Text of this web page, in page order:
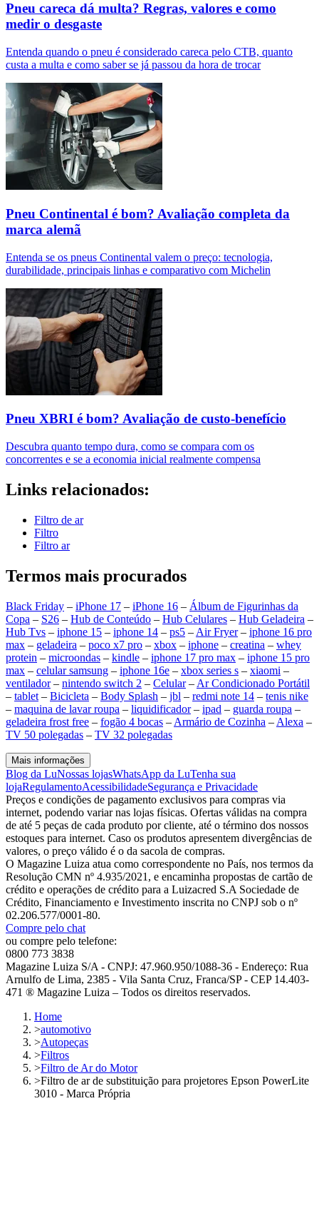
Pneu careca dá multa? Regras, valores e como
medir o desgaste
Entenda quando o pneu é considerado careca pelo CTB, quanto
custa a multa e como saber se já passou da hora de trocar
Pneu Continental é bom? Avaliação completa da
marca alemã
Entenda se os pneus Continental valem o preço: tecnologia,
durabilidade, principais linhas e comparativo com Michelin
Pneu XBRI é bom? Avaliação de custo-benefício
Descubra quanto tempo dura, como se compara com os
concorrentes e se a economia inicial realmente compensa
Links relacionados:
Filtro de ar
Filtro
Filtro ar
Termos mais procurados
Black Friday – iPhone 17 – iPhone 16 – Álbum de Figurinhas da
Copa – S26 – Hub de Conteúdo – Hub Celulares – Hub Geladeira –
Hub Tvs – iphone 15 – iphone 14 – ps5 – Air Fryer– iphone 16 pro
max – geladeira – poco x7 pro – xbox – iphone – creatina – whey
protein – microondas – kindle – iphone 17 pro max – iphone 15 pro
max – celular samsung – iphone 16e – xbox series s – xiaomi –
ventilador– nintendo switch 2 – Celular– Ar Condicionado Portátil
– tablet – Bicicleta – Body Splash – jbl – redmi note 14 – tenis nike
– maquina de lavar roupa – liquidificador– ipad – guarda roupa –
geladeira frost free – fogão 4 bocas – Armário de Cozinha – Alexa –
TV 50 polegadas – TV 32 polegadas
Mais informações
Blog da LuNossas lojasWhatsApp da LuTenha sua
lojaRegulamentoAcessibilidadeSegurança e Privacidade
Preços e condições de pagamento exclusivos para compras via
internet, podendo variar nas lojas físicas. Ofertas válidas na compra
de até 5 peças de cada produto por cliente, até o término dos nossos
estoques para internet. Caso os produtos apresentem divergências de
valores, o preço válido é o da sacola de compras.
O Magazine Luiza atua como correspondente no País, nos termos da
Resolução CMN nº 4.935/2021, e encaminha propostas de cartão de
crédito e operações de crédito para a Luizacred S.A Sociedade de
Crédito, Financiamento e Investimento inscrita no CNPJ sob o nº
02.206.577/0001-80.
Compre pelo chat
ou compre pelo telefone:
0800 773 3838
Magazine Luiza S/A - CNPJ: 47.960.950/1088-36 - Endereço: Rua
Arnulfo de Lima, 2385 - Vila Santa Cruz, Franca/SP - CEP 14.403-
471 ® Magazine Luiza – Todos os direitos reservados.
Home
>automotivo
>Autopeças
>Filtros
>Filtro de Ar do Motor
>Filtro de ar de substituição para projetores Epson PowerLite
3010 - Marca Própria